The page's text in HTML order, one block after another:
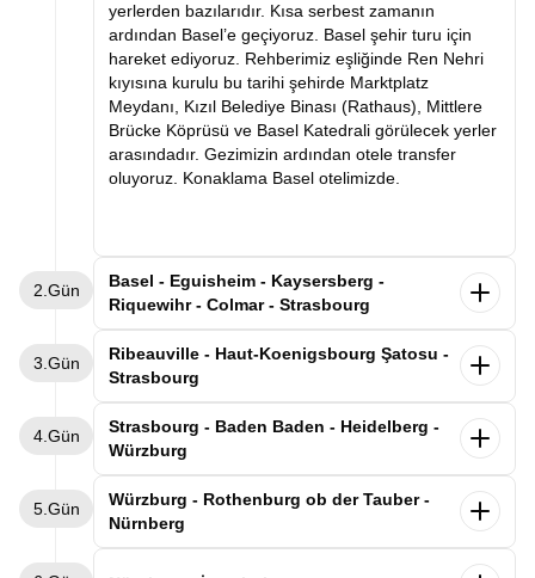
yerlerden bazılarıdır. Kısa serbest zamanın
ardından Basel’e geçiyoruz. Basel şehir turu için
hareket ediyoruz. Rehberimiz eşliğinde Ren Nehri
kıyısına kurulu bu tarihi şehirde Marktplatz
Meydanı, Kızıl Belediye Binası (Rathaus), Mittlere
Brücke Köprüsü ve Basel Katedrali görülecek yerler
arasındadır. Gezimizin ardından otele transfer
oluyoruz. Konaklama Basel otelimizde.
2.Gün
Basel - Eguisheim - Kaysersberg -
Riquewihr - Colmar - Strasbourg
Dünyaca ünlü şarap yolunun en güzel kasabalarını
geziyoruz. Alsas-Loren bölgesinde leyleklerin en
geziyoruz. Rengarenk evlerin arasında gezimizi
tamamladıktan “İmparator’un Dağı” anlamına gelen
boyunca uzanan bu eşsiz kasabayı geziyoruz.
Sonrasında şarap mahzenleriyle ünlü Riquewihr
kasabasına geçiyoruz. Üzüm bağlarının kasabanın
3.Gün
Ribeauville - Haut-Koenigsbourg Şatosu -
Strasbourg
kahvaltımızı yaptıktan sonra Strasbourg'daki
otelimizden ayrılarak devam ediyoruz. İlk
incilerinden biri olan Ribeauvillé kasabası. Üzüm
bağlarıyla çevrili bu şirin kasabada, renkli ahşap
4.Gün
Strasbourg - Baden Baden - Heidelberg -
Würzburg
Almanya-Fransa sınırında Kara Ormanın tam
ortasında yer alan Baden-Baden’e geçiyoruz.
5.Gün
Würzburg - Rothenburg ob der Tauber -
Nürnberg